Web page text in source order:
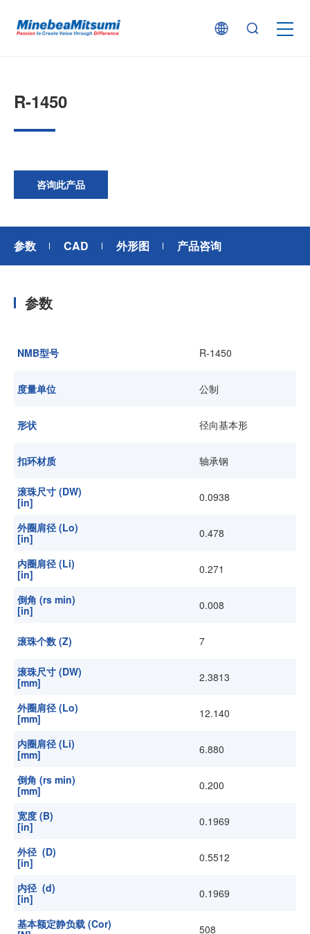
新闻
企业信息
加入我们
R-1450
咨询此产品
参数 CAD 外形图 产品咨询
参数
NMB型号 R-1450
度量单位 公制
形状 径向基本形
扣环材质 轴承钢
滚珠尺寸 (DW)
[in]
0.0938
外圈肩径 (Lo)
[in]
0.478
内圈肩径 (Li)
[in]
0.271
倒角 (rs min)
[in]
0.008
滚珠个数 (Z) 7
滚珠尺寸 (DW)
[mm]
2.3813
外圈肩径 (Lo)
[mm]
12.140
内圈肩径 (Li)
[mm]
6.880
倒角 (rs min)
[mm]
0.200
宽度 (B)
[in]
0.1969
外径 (D)
[in]
0.5512
内径 (d)
[in]
0.1969
基本额定静负载 (Cor)
508